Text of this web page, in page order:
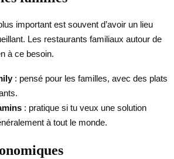
important est souvent d’avoir un lieu
Les restaurants familiaux autour de
à ce besoin.
: pensé pour les familles, avec des plats
: pratique si tu veux une solution
à tout le monde.